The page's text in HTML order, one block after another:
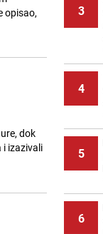
opisao,
dok
i izazivali
3
4
5
6